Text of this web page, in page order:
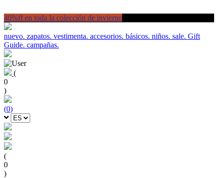
40%ff en toda la colección de invierno
nuevo. zapatos. vestimenta. accesorios. básicos. niños. sale. Gift
Guide. campañas.
(
0
)
(0)
(
0
)